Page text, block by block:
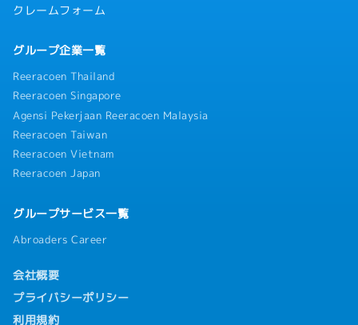
クレームフォーム
グループ企業一覧
Reeracoen Thailand
Reeracoen Singapore
Agensi Pekerjaan Reeracoen Malaysia
Reeracoen Taiwan
Reeracoen Vietnam
Reeracoen Japan
グループサービス一覧
Abroaders Career
会社概要
プライバシーポリシー
利用規約